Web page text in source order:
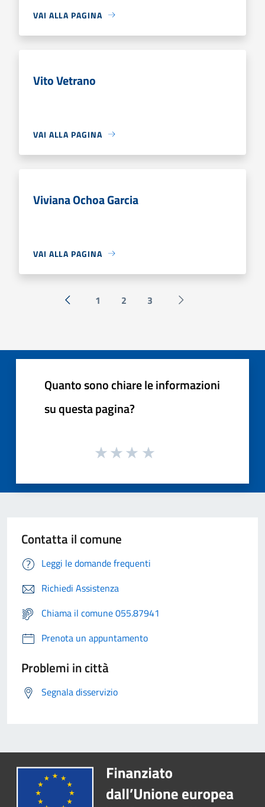
VAI ALLA PAGINA
Vito Vetrano
VAI ALLA PAGINA
Viviana Ochoa Garcia
VAI ALLA PAGINA
« Precedente
1 2 3 Successiva »
Quanto sono chiare le informazioni
su questa pagina?
Contatta il comune
Leggi le domande frequenti
Richiedi Assistenza
Chiama il comune 055.87941
Prenota un appuntamento
Problemi in città
Segnala disservizio